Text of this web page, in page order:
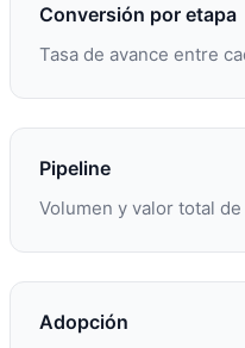
Conversión por etapa
Tasa de avance entre
Pipeline
Volumen y valor total
Adopción